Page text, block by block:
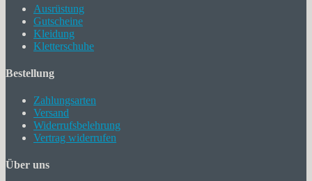
Ausrüstung
Gutscheine
Kleidung
Kletterschuhe
Bestellung
Zahlungsarten
Versand
Widerrufsbelehrung
Vertrag widerrufen
Über uns